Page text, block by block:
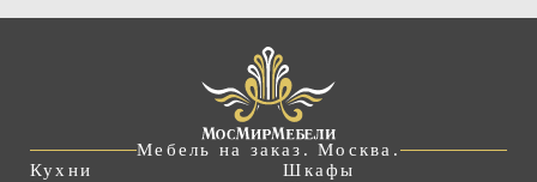
Мебель на заказ. Москва.
Кухни
Шкафы